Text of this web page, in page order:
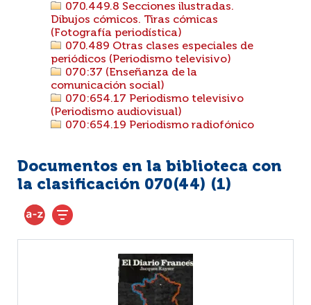
070.449.8 Secciones ilustradas.
Dibujos cómicos. Tiras cómicas
(Fotografía periodística)
070.489 Otras clases especiales de
periódicos (Periodismo televisivo)
070:37 (Enseñanza de la
comunicación social)
070:654.17 Periodismo televisivo
(Periodismo audiovisual)
070:654.19 Periodismo radiofónico
Documentos en la biblioteca con
la clasificación 070(44) (1)